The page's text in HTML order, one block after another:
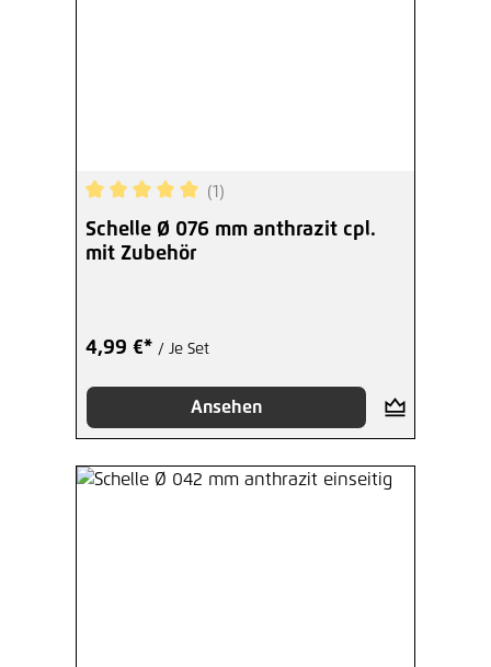
Durchschnittliche Bewertung von 5 von 5
(1)
Schelle Ø 076 mm anthrazit cpl.
mit Zubehör
4,99 €* / Je Set
Ansehen